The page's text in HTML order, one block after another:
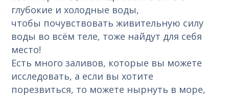
глубокие и холодные воды,
чтобы почувствовать живительную силу
воды во всём теле, тоже найдут для себя
место!
Есть много заливов, которые вы можете
исследовать, а если вы хотите
порезвиться, то можете нырнуть в море,